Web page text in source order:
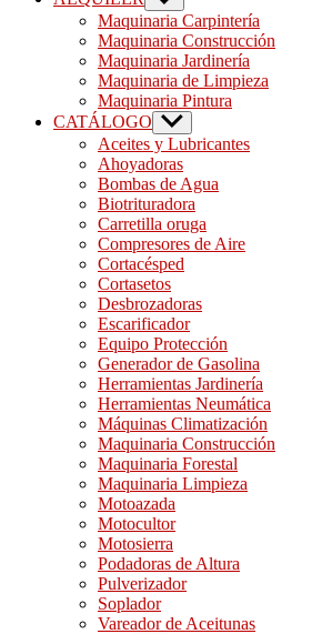
sub
menu
Maquinaria Carpintería
Maquinaria Construcción
Maquinaria Jardinería
Maquinaria de Limpieza
Maquinaria Pintura
CATÁLOGO Show
sub
menu
Aceites y Lubricantes
Ahoyadoras
Bombas de Agua
Biotrituradora
Carretilla oruga
Compresores de Aire
Cortacésped
Cortasetos
Desbrozadoras
Escarificador
Equipo Protección
Generador de Gasolina
Herramientas Jardinería
Herramientas Neumática
Máquinas Climatización
Maquinaria Construcción
Maquinaria Forestal
Maquinaria Limpieza
Motoazada
Motocultor
Motosierra
Podadoras de Altura
Pulverizador
Soplador
Vareador de Aceitunas